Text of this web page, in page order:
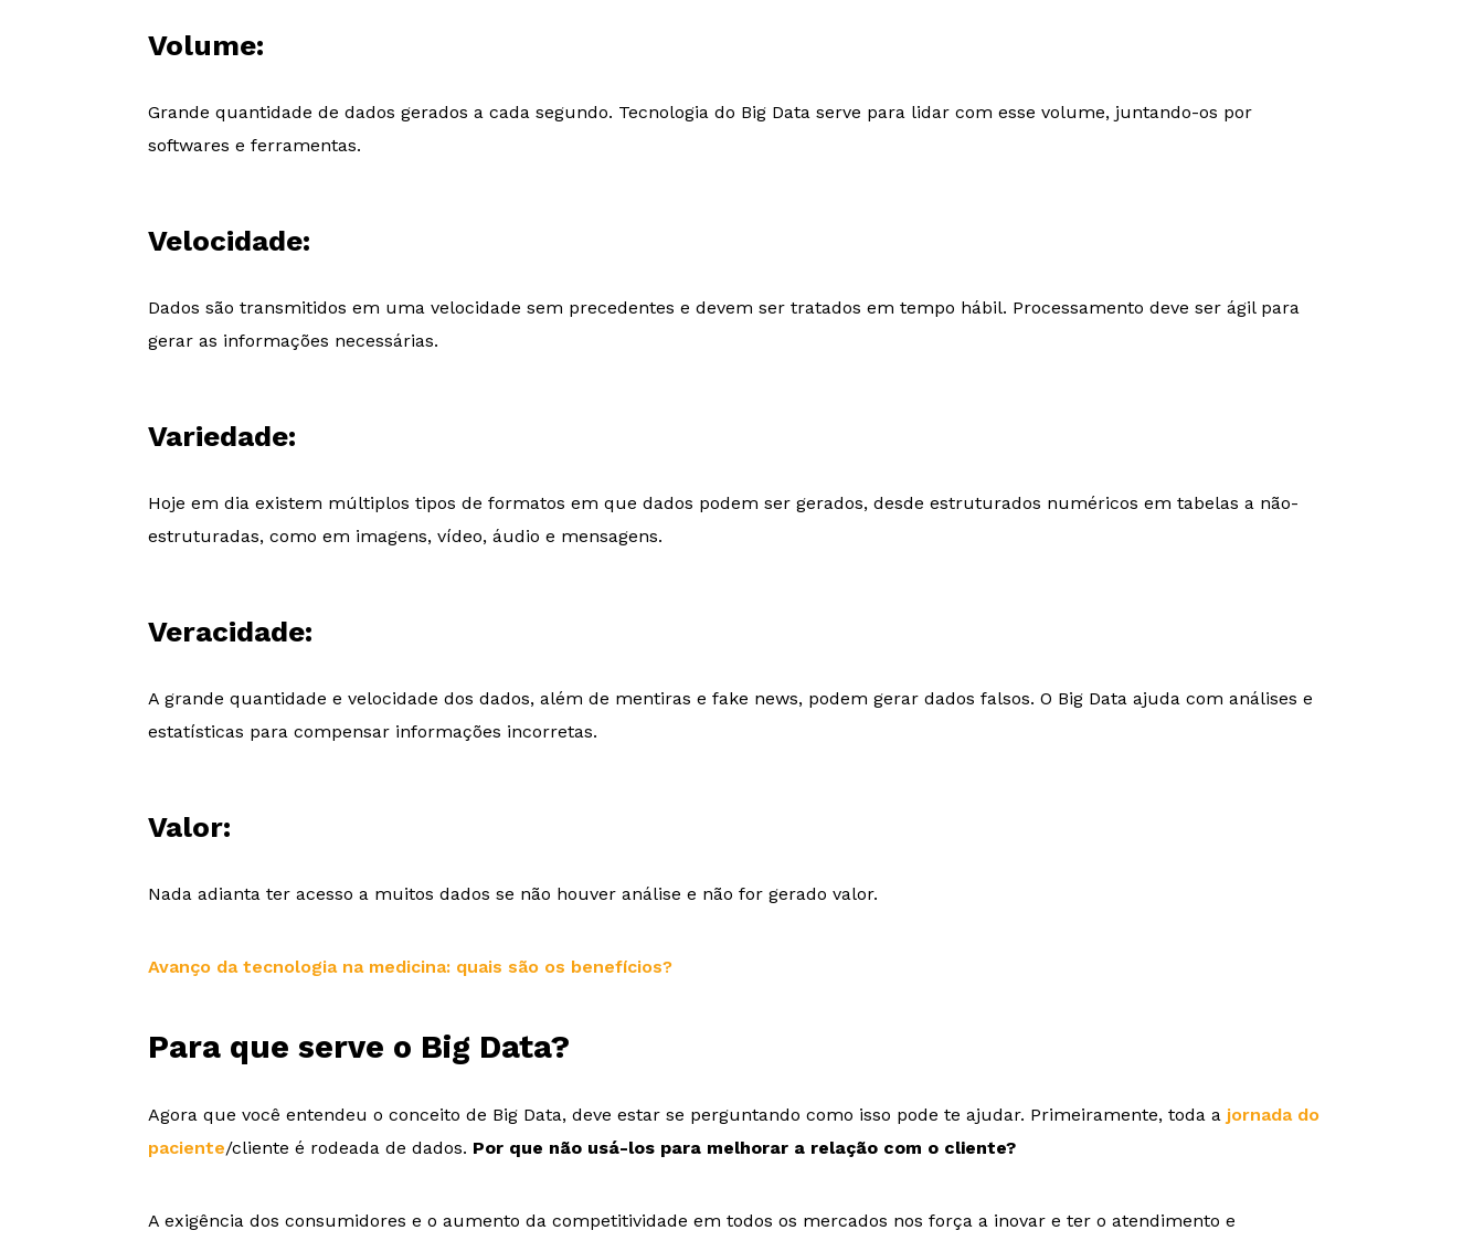
Volume:
Grande quantidade de dados gerados a cada segundo. Tecnologia do Big Data serve para lidar com esse volume, juntando-os por
softwares e ferramentas.
Velocidade:
Dados são transmitidos em uma velocidade sem precedentes e devem ser tratados em tempo hábil. Processamento deve ser ágil para
gerar as informações necessárias.
Variedade:
Hoje em dia existem múltiplos tipos de formatos em que dados podem ser gerados, desde estruturados numéricos em tabelas a não-
estruturadas, como em imagens, vídeo, áudio e mensagens.
Veracidade:
A grande quantidade e velocidade dos dados, além de mentiras e fake news, podem gerar dados falsos. O Big Data ajuda com análises e
estatísticas para compensar informações incorretas.
Valor:
Nada adianta ter acesso a muitos dados se não houver análise e não for gerado valor.
Avanço da tecnologia na medicina: quais são os benefícios?
Para que serve o Big Data?
Agora que você entendeu o conceito de Big Data, deve estar se perguntando como isso pode te ajudar. Primeiramente, toda a jornada do
paciente/cliente é rodeada de dados. Por que não usá-los para melhorar a relação com o cliente?
A exigência dos consumidores e o aumento da competitividade em todos os mercados nos força a inovar e ter o atendimento e